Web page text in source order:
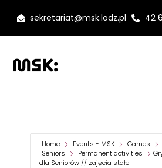
sekretariat@msk.lodz.pl 42
Home Events - MSK Games
Seniors
Permanent activities
dla Seniorów // zajęcia stałe